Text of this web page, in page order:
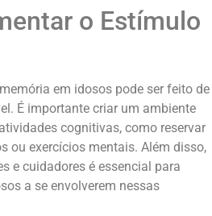
o Estímulo
em idosos pode ser feito de
É importante criar um ambiente
cognitivas, como reservar
ou exercícios mentais. Além disso,
e cuidadores é essencial para
a se envolverem nessas